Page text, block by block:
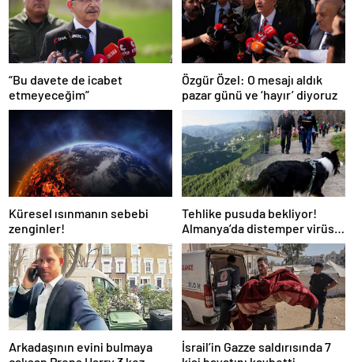
“Bu davete de icabet
etmeyeceğim”
Özgür Özel: O mesajı aldık
pazar günü ve ‘hayır’ diyoruz
Küresel ısınmanın sebebi
zenginler!
Tehlike pusuda bekliyor!
Almanya’da distemper virüsü
yayılıyor: Çoğu
kurtarılamayacak!
Arkadaşının evini bulmaya
İsrail’in Gazze saldırısında 7